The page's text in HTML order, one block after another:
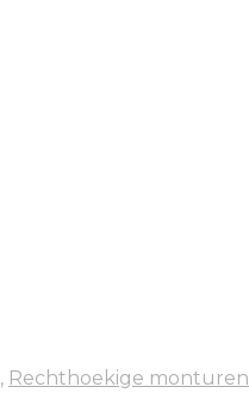
, Rechthoekige monturen